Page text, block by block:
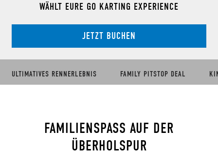
WÄHLT EURE GO KARTING EXPERIENCE
JETZT BUCHEN
ULTIMATIVES RENNERLEBNIS FAMILY PITSTOP DEAL
FAMILIENSPASS AUF DER Ü
BERHOLSPUR